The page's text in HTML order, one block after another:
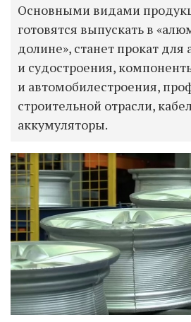
Основными видами
готовятся выпускать в
долине», станет прокат для
и судостроения,
и автомобилестроения,
строительной отрасли,
аккумуляторы.